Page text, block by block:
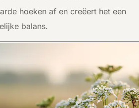
hoeken af en creëert het een
balans.